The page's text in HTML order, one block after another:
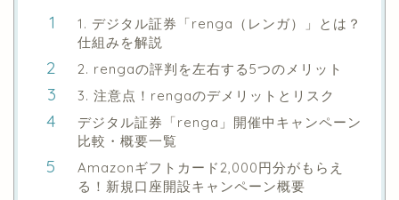
1. デジタル証券「renga（レンガ）」とは？
仕組みを解説
2. rengaの評判を左右する5つのメリット
3. 注意点！rengaのデメリットとリスク
デジタル証券「renga」開催中キャンペーン
比較・概要一覧
Amazonギフトカード2,000円分がもらえ
る！新規口座開設キャンペーン概要